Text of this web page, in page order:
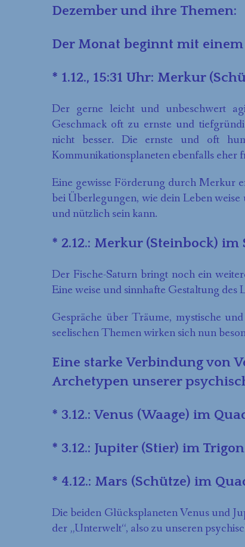
Dezember und ihre Themen:
Der Monat beginnt mit einem
* 1.12., 15:31 Uhr: Merkur
Der gerne leicht und unbeschwert
Geschmack oft zu ernste und
nicht besser. Die ernste und oft
Kommunikationsplaneten ebenfalls eher
Eine gewisse Förderung durch Merkur
bei Überlegungen, wie dein Leben
und nützlich sein kann.
* 2.12.: Merkur (Steinbock)
Der Fische-Saturn bringt noch ein
Eine weise und sinnhafte Gestaltung des
Gespräche über Träume, mystische
seelischen Themen wirken sich nun
Eine starke Verbindung von
Archetypen unserer
* 3.12.: Venus (Waage) im
* 3.12.: Jupiter (Stier) im
* 4.12.: Mars (Schütze) im
Die beiden Glücksplaneten Venus und
der „Unterwelt“, also zu unseren